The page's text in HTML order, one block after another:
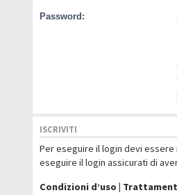
Password:
ISCRIVITI
Per eseguire il login devi
eseguire il login assicurati di
Condizioni d’uso |